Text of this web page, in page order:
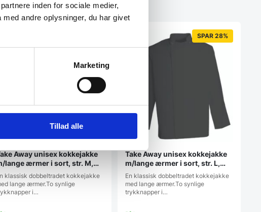
inden for sociale medier,
andre oplysninger, du har givet
Marketing
Tillad alle
Away unisex kokkejakke
lange ærmer i sort, str. M,
klassisk dobbeltradet kokkejakke
lange ærmer.To synlige
i…
SPAR 28%
Take Away unisex kokkejakke
m/lange ærmer i sort, str. L,
Nybo
En klassisk dobbeltradet kokkejakke
med lange ærmer.To synlige
trykknapper i…